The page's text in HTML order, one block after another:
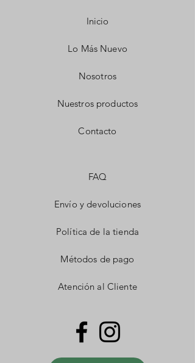
Inicio
Lo Más Nuevo
Nosotros
Nuestros productos
Contacto
FAQ
Envío y devoluciones
Política de la tienda
Métodos de pago
Atención al Cliente